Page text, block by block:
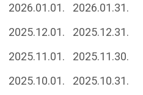
2026.01.01.
2026.01.31.
2025.12.01.
2025.12.31.
2025.11.01.
2025.11.30.
2025.10.01.
2025.10.31.